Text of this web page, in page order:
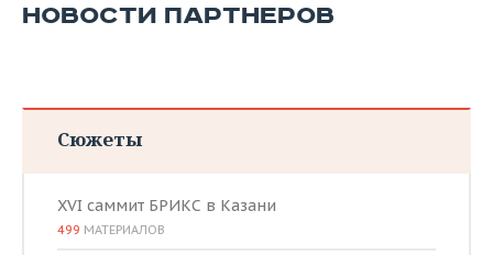
НОВОСТИ ПАРТНЕРОВ
Сюжеты
XVI саммит БРИКС в Казани
499 МАТЕРИАЛОВ